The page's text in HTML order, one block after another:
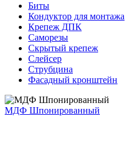
Биты
Кондуктор для монтажа
Крепеж ДПК
Саморезы
Скрытый крепеж
Слейсер
Струбцина
Фасадный кронштейн
МДФ Шпонированный